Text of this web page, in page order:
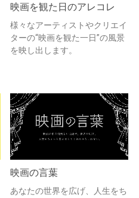
映画を観た日のアレコレ
様々なアーティストやクリエイ
ターの“映画を観た一日”の風景
を映し出します。
映画の言葉
あなたの世界を広げ、人生をち